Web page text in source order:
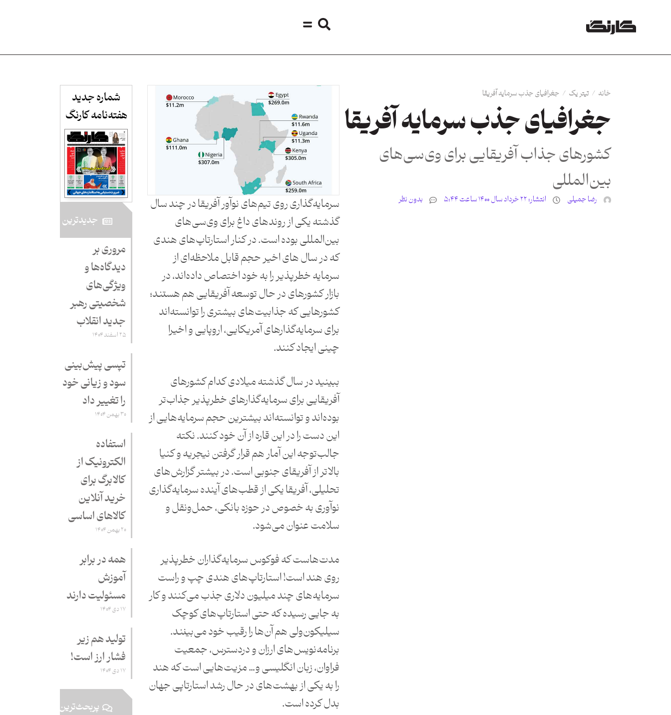
خانه / تیتر یک / جغرافیای جذب سرمایه آفریقا
جغرافیای جذب سرمایه آفریقا
کشورهای جذاب آفریقایی برای وی‌سی‌های
بین‌المللی
رضا جمیلی انتشار:۲۲ خرداد سال ۱۴۰۰ ساعت ۵:۴۴ بدون نظر
سرمایه‌گذاری روی تیم‌های نوآور آفریقا در چند سال
گذشته یکی از روندهای داغ برای وی‌سی‌های
بین‌المللی بوده است. در کنار استارتاپ‌های هندی
که در سال های اخیر حجم قابل ملاحظه‌ای از
سرمایه خطرپذیر را به خود اختصاص داده‌اند، در
بازار کشورهای در حال توسعه آفریقایی هم هستند؛
کشورهایی که جذابیت‌های بیشتری را توانسته‌اند
برای سرمایه‌گذارهای آمریکایی، اروپایی و اخیرا
چینی ایجاد کنند.
ببینید در سال گذشته میلادی کدام کشورهای
آفریقایی برای سرمایه‌گذارهای خطرپذیر جذاب‌تر
بوده‌اند و توانسته‌اند بیشترین حجم سرمایه‌هایی از
این دست را در این قاره از آن خود کنند. نکته
جالب‌توجه این آمار هم قرار گرفتن نیجریه و کنیا
بالاتر از آفریقای جنوبی است. در بیشتر گزارش‌های
تحلیلی، آفریقا یکی از قطب‌های آینده سرمایه‌گذاری
نوآوری به خصوص در حوزه بانکی، حمل‌و‌نقل و
سلامت عنوان می‌شود.
مدت‌هاست که فوکوس سرمایه‌گذاران خطرپذیر
روی هند است! استارتاپ‌های هندی چپ و راست
سرمایه‌های چند میلیون‌ دلاری جذب می‌کنند و کار
به جایی رسیده که حتی استارتاپ‌های کوچک
سیلیکون‌ولی هم آن‌ها را رقیب خود می‌بینند.
برنامه‌نویس‌های ارزان و دردسترس، جمعیت
فراوان، زبان انگلیسی و… مزیت‌هایی است که هند
را به یکی از بهشت‌های در حال رشد استارتاپی جهان
بدل کرده است.
شماره جدید
هفته‌نامه کارنگ​
جدید‌ترین
مروری بر
دیدگاه‌ها و
ویژگی‌های
شخصیتی رهبر
جدید انقلاب
۲۵ اسفند ۱۴۰۴
تپسی پیش‌بینی
سود و زیانی خود
را تغییر داد
۳۰ بهمن ۱۴۰۴
استفاده
الکترونیک از
کالابرگ برای
خرید آنلاین
کالاهای اساسی
۲۰ بهمن ۱۴۰۴
همه در برابر
آموزش
مسئولیت دارند
۱۷ دی ۱۴۰۴
تولید هم زیر
فشار ارز است!
۱۷ دی ۱۴۰۴
پربحث‌ترین